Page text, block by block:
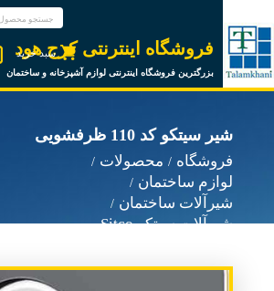
فروشگاه اینترنتی کرج هود
بزرگترین فروشگاه اینترنتی لوازم آشپزخانه و ساختمان
سبد خرید
شیر سیتکو کد 110 ظرفشویی
فروشگاه
محصولات
لوازم ساختمان
شیرآلات ساختمان
شیرآلات سیتکو Sitco